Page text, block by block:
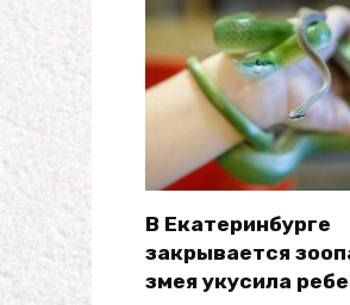
В Екатеринбурге
закрывается
змея укусила